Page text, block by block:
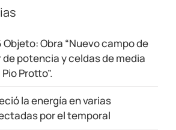
Objeto: Obra “Nuevo campo de
potencia y celdas de media
Protto”.
la energía en varias
por el temporal